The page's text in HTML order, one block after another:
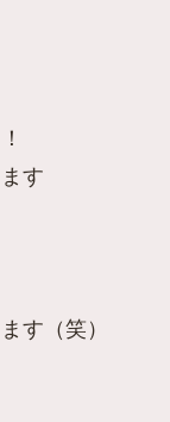
す
す（笑）